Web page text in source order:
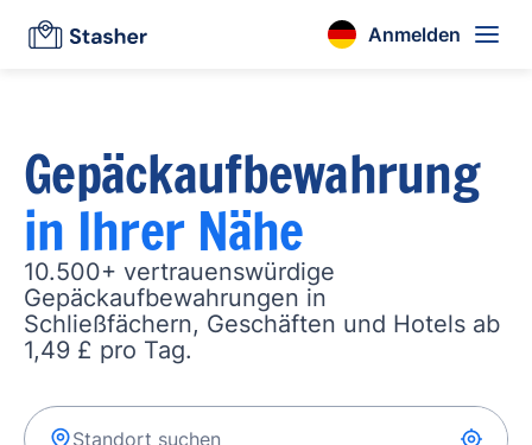
Anmelden
Gepäckaufbewahrung
in Ihrer Nähe
10.500+ vertrauenswürdige
Gepäckaufbewahrungen in
Schließfächern, Geschäften und Hotels ab
1,49 £ pro Tag.